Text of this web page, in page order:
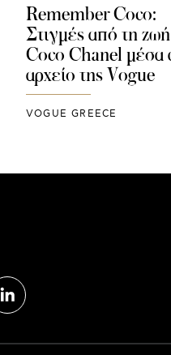
Remember Coco:
Στιγμές από τη
Coco Chanel μέσα
αρχείο της Vogue
VOGUE GREECE